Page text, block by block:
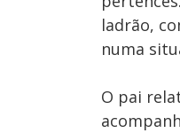
ladrão,
numa
O pai